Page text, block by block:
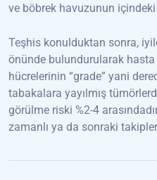
ve böbrek havuzunun
Teşhis konulduktan sonra,
önünde bulundurularak
hücrelerinin “grade” yani
tabakalara yayılmış
görülme riski %2-4
zamanlı ya da sonraki